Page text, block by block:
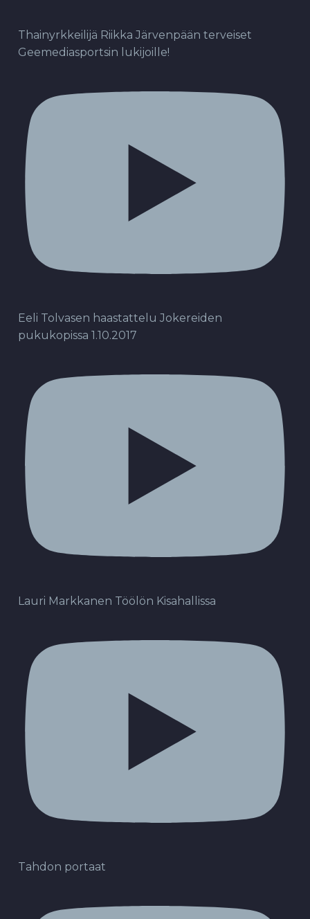
Thainyrkkeilijä Riikka Järvenpään terveiset
Geemediasportsin lukijoille!
Eeli Tolvasen haastattelu Jokereiden
pukukopissa 1.10.2017
Lauri Markkanen Töölön Kisahallissa
Tahdon portaat